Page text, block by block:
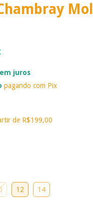
juros
pagando com Pix
de R$199,00
12 14